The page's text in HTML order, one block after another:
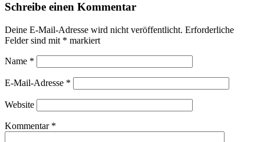
Schreibe einen Kommentar
Deine E-Mail-Adresse wird nicht veröffentlicht. Erforderliche
Felder sind mit * markiert
Name *
E-Mail-Adresse *
Website
Kommentar *